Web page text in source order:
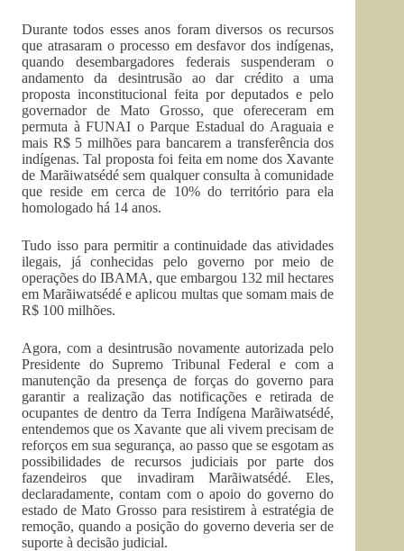
Durante todos esses anos foram diversos os recursos
que atrasaram o processo em desfavor dos indígenas,
quando desembargadores federais suspenderam o
andamento da desintrusão ao dar crédito a uma
proposta inconstitucional feita por deputados e pelo
governador de Mato Grosso, que ofereceram em
permuta à FUNAI o Parque Estadual do Araguaia e
mais R$ 5 milhões para bancarem a transferência dos
indígenas. Tal proposta foi feita em nome dos Xavante
de Marãiwatsédé sem qualquer consulta à comunidade
que reside em cerca de 10% do território para ela
homologado há 14 anos.
Tudo isso para permitir a continuidade das atividades
ilegais, já conhecidas pelo governo por meio de
operações do IBAMA, que embargou 132 mil hectares
em Marãiwatsédé e aplicou multas que somam mais de
R$ 100 milhões.
Agora, com a desintrusão novamente autorizada pelo
Presidente do Supremo Tribunal Federal e com a
manutenção da presença de forças do governo para
garantir a realização das notificações e retirada de
ocupantes de dentro da Terra Indígena Marãiwatsédé,
entendemos que os Xavante que ali vivem precisam de
reforços em sua segurança, ao passo que se esgotam as
possibilidades de recursos judiciais por parte dos
fazendeiros que invadiram Marãiwatsédé. Eles,
declaradamente, contam com o apoio do governo do
estado de Mato Grosso para resistirem à estratégia de
remoção, quando a posição do governo deveria ser de
suporte à decisão judicial.